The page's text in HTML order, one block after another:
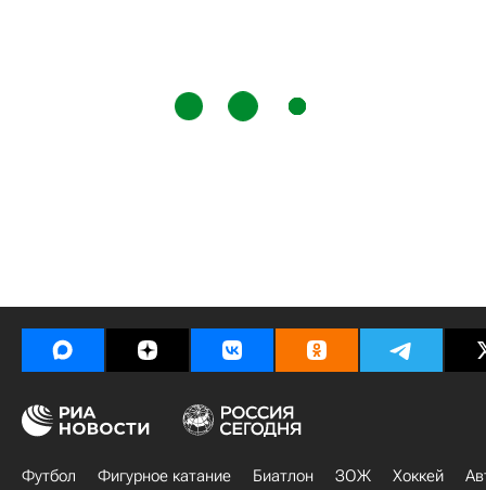
Футбол Фигурное катание Биатлон ЗОЖ Хоккей